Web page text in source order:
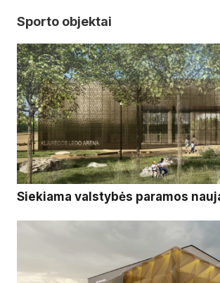
Sporto objektai
Siekiama valstybės paramos